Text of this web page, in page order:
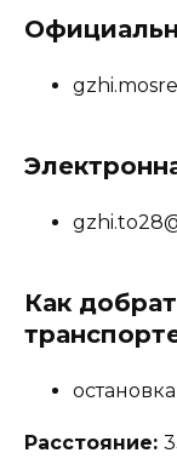
Как
Расстояние: